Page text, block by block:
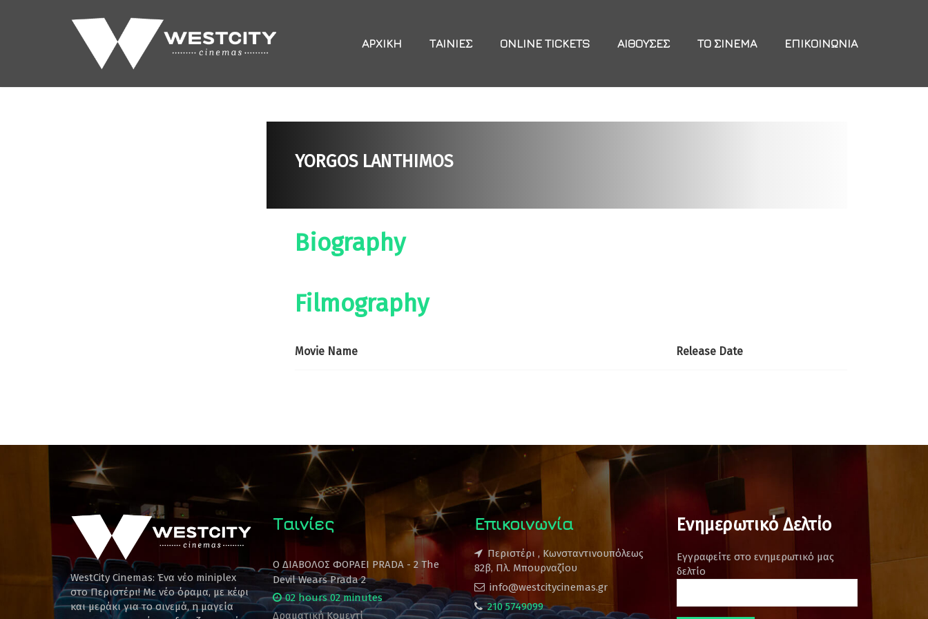
ΑΡΧΙΚΉ ΤΑΙΝΊΕΣ ONLINE TICKETS ΑΊΘΟΥΣΕΣ ΤΟ ΣΙΝΕΜΆ ΕΠΙΚΟΙΝΩΝΊΑ
YORGOS LANTHIMOS
Biography
Filmography
Movie Name Release Date
WestCity Cinemas: Ένα νέο miniplex
στο Περιστέρι! Mε νέο όραμα, με κέφι
και μεράκι για το σινεμά, η μαγεία
Ταινίες
Ο ΔΙΑΒΟΛΟΣ ΦΟΡΑΕΙ PRADA - 2 The
Devil Wears Prada 2
02 hours 02 minutes
Δραματική Κομεντί
Επικοινωνία
Περιστέρι , Κωνσταντινουπόλεως
82β, Πλ. Μπουρναζίου
info@westcitycinemas.gr
210 5749099
Ενημερωτικό Δελτίο
Εγγραφείτε στο ενημερωτικό μας
δελτίο